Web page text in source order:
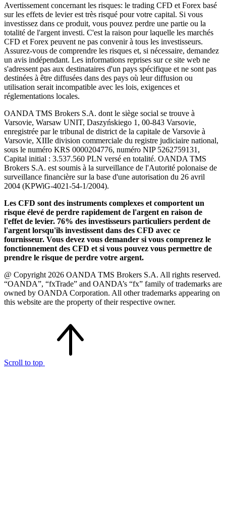
Avertissement concernant les risques: le trading CFD et Forex basé
sur les effets de levier est très risqué pour votre capital. Si vous
investissez dans ce produit, vous pouvez perdre une partie ou la
totalité de l'argent investi. C'est la raison pour laquelle les marchés
CFD et Forex peuvent ne pas convenir à tous les investisseurs.
Assurez-vous de comprendre les risques et, si nécessaire, demandez
un avis indépendant. Les informations reprises sur ce site web ne
s'adressent pas aux destinataires d'un pays spécifique et ne sont pas
destinées à être diffusées dans des pays où leur diffusion ou
utilisation serait incompatible avec les lois, exigences et
réglementations locales.
OANDA TMS Brokers S.A. dont le siège social se trouve à
Varsovie, Warsaw UNIT, Daszyńskiego 1, 00-843 Varsovie,
enregistrée par le tribunal de district de la capitale de Varsovie à
Varsovie, XIIIe division commerciale du registre judiciaire national,
sous le numéro KRS 0000204776, numéro NIP 5262759131,
Capital initial : 3.537.560 PLN versé en totalité. OANDA TMS
Brokers S.A. est soumis à la surveillance de l'Autorité polonaise de
surveillance financière sur la base d'une autorisation du 26 avril
2004 (KPWiG-4021-54-1/2004).
Les CFD sont des instruments complexes et comportent un
risque élevé de perdre rapidement de l'argent en raison de
l'effet de levier. 76% des investisseurs particuliers perdent de
l'argent lorsqu'ils investissent dans des CFD avec ce
fournisseur. Vous devez vous demander si vous comprenez le
fonctionnement des CFD et si vous pouvez vous permettre de
prendre le risque de perdre votre argent.
@ Copyright 2026 OANDA TMS Brokers S.A. All rights reserved.
“OANDA”, “fxTrade” and OANDA’s “fx” family of trademarks are
owned by OANDA Corporation. All other trademarks appearing on
this website are the property of their respective owner.
Scroll to top